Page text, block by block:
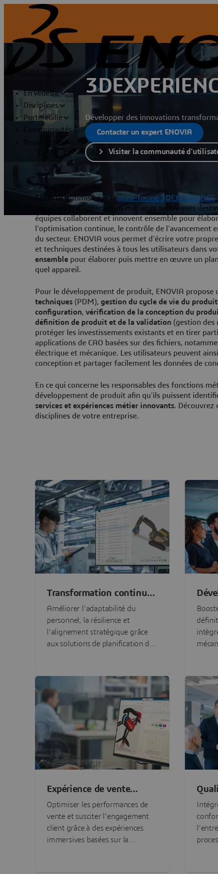
En vedette
Disciplines
Portefeuille
Communautés
Développer des innovations
Contacter un expert ENOVIA
Visiter la communauté
ENOVIAoptimisé par la plate-forme 3DEXPERIENCE
portefeuille d'applications métier et techniques
équipes collaborent et innovent ensemble pour
l'optimisation continue, le contrôle de l'avancement
du secteur. ENOVIA vous permet d'écrire votre
et techniques destinées à tous les utilisateurs dans
ensemble pour élaborer puis mettre en œuvre un
quel appareil.
Pour le développement de produit, ENOVIA
techniques (PDM), gestion du cycle de vie du produit
configuration, vérification de la conception du
définition de produit et de la validation (gestion des
protéger les investissements existants et en tirer
applications de CAO basées sur des fichiers,
électrique et mécanique. Les utilisateurs peuvent
conception et partager facilement les données de
En ce qui concerne les responsables des fonctions
développement de produit afin qu'ils puissent
services et expériences métier innovants. Découvrez
disciplines de votre entreprise.
Transformation continue
de l'entreprise
Améliorer l'adaptabilité du
personnel, la résilience et
l'alignement stratégique grâce
aux solutions de planification des
de
Expérience de vente
personnalisée
Optimiser les performances de
vente et susciter l'engagement
client grâce à des expériences
immersives basées sur la